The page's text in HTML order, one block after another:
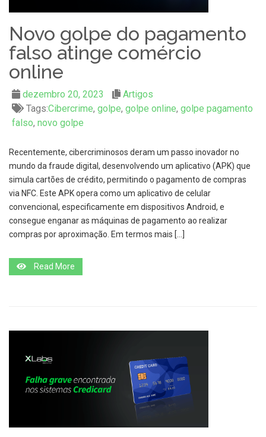
Novo golpe do pagamento
falso atinge comércio
online
dezembro 20, 2023
Artigos
Tags:Cibercrime, golpe, golpe online, golpe pagamento
falso, novo golpe
Recentemente, cibercriminosos deram um passo inovador no
mundo da fraude digital, desenvolvendo um aplicativo (APK) que
simula cartões de crédito, permitindo o pagamento de compras
via NFC. Este APK opera como um aplicativo de celular
convencional, especificamente em dispositivos Android, e
consegue enganar as máquinas de pagamento ao realizar
compras por aproximação. Em termos mais […]
Read More